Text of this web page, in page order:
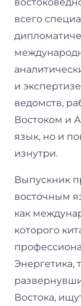
всего
и
ведомств,
Востоком и
язык, но и
изнутри.
Выпускник
восточным
как
которого
Энергетика,
Востока,